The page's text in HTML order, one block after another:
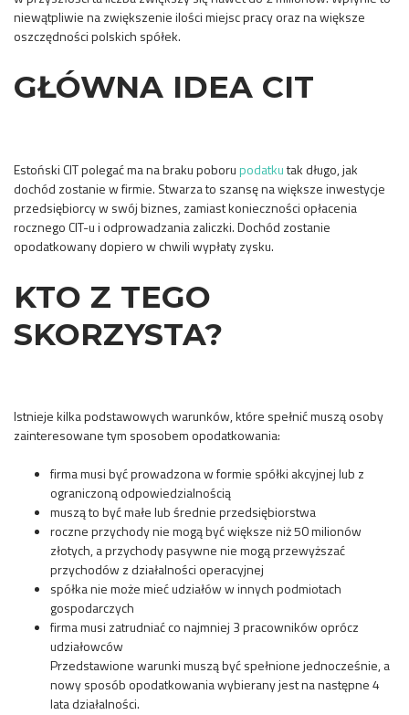
niewątpliwie na zwiększenie ilości miejsc pracy oraz na większe
oszczędności polskich spółek.
GŁÓWNA IDEA CIT
Estoński CIT polegać ma na braku poborupodatkutak długo, jak
dochód zostanie w firmie. Stwarza to szansę na większe inwestycje
przedsiębiorcy w swój biznes, zamiast konieczności opłacenia
rocznego CIT-u i odprowadzania zaliczki. Dochód zostanie
opodatkowany dopiero w chwili wypłaty zysku.
KTO Z TEGO
SKORZYSTA?
Istnieje kilka podstawowych warunków, które spełnić muszą osoby
zainteresowane tym sposobem opodatkowania:
firma musi być prowadzona w formie spółki akcyjnej lub z
ograniczoną odpowiedzialnością
muszą to być małe lub średnie przedsiębiorstwa
roczne przychody nie mogą być większe niż 50 milionów
złotych, a przychody pasywne nie mogą przewyższać
przychodów z działalności operacyjnej
spółka nie może mieć udziałów w innych podmiotach
gospodarczych
firma musi zatrudniać co najmniej 3 pracowników oprócz
udziałowców
Przedstawione warunki muszą być spełnione jednocześnie, a
nowy sposób opodatkowania wybierany jest na następne 4
lata działalności.